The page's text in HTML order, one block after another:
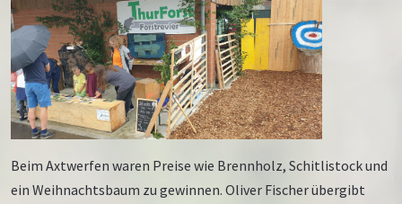
Beim Axtwerfen waren Preise wie Brennholz, Schitlistock und
ein Weihnachtsbaum zu gewinnen. Oliver Fischer übergibt